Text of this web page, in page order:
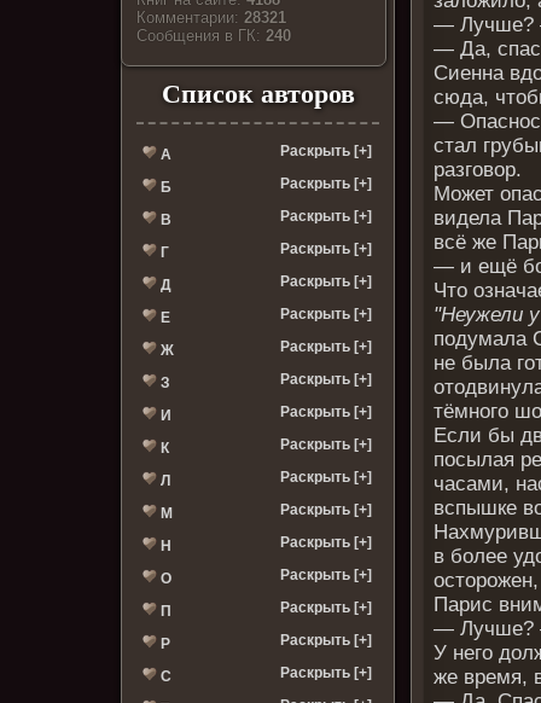
Комментарии:28321
Cообщения в ГК:240
Список авторов
А Раскрыть [+]
Б Раскрыть [+]
В Раскрыть [+]
Г Раскрыть [+]
Д Раскрыть [+]
Е Раскрыть [+]
Ж Раскрыть [+]
З Раскрыть [+]
И Раскрыть [+]
К Раскрыть [+]
Л Раскрыть [+]
М Раскрыть [+]
Н Раскрыть [+]
О Раскрыть [+]
П Раскрыть [+]
Р Раскрыть [+]
С Раскрыть [+]
— Лучше?
— Да,
Сиенна
сюда,
—
стал
разговор.
Может
видела
всё же
— и ещё
Что
"Неужели
подумала
не была
тёмного
Если бы
посылая
часами,
вспышке
в более
Парис
— Лучше?
У него
же время,